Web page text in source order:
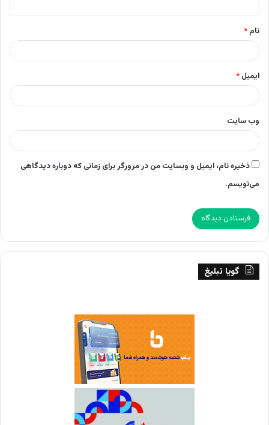
*
نام *
ایمیل *
وب‌ سایت
ذخیره نام، ایمیل و وبسایت من در مرورگر برای زمانی که دوباره دیدگاهی
می‌نویسم.
گویا تبلیغ